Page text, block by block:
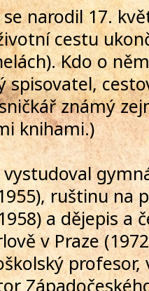
narodil 17.
cestu
Kdo o
spisovatel,
známý
knihami.)
vystudoval
ruštinu na
a dějepis a
v Praze
profesor,